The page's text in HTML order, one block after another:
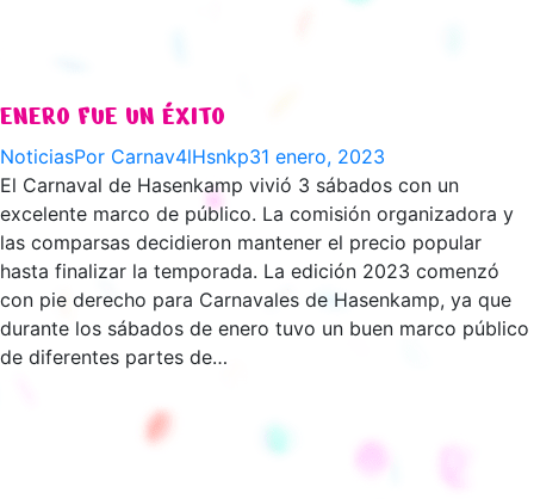
ENERO FUE UN ÉXITO
NoticiasPor Carnav4lHsnkp31 enero, 2023
El Carnaval de Hasenkamp vivió 3 sábados con un
excelente marco de público. La comisión organizadora y
las comparsas decidieron mantener el precio popular
hasta finalizar la temporada. La edición 2023 comenzó
con pie derecho para Carnavales de Hasenkamp, ya que
durante los sábados de enero tuvo un buen marco público
de diferentes partes de…